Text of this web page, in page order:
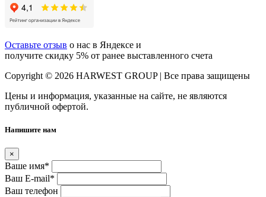
Оставьте отзыв о нас в Яндексе и
получите скидку 5% от ранее выставленного счета
Copyright © 2026 HARWEST GROUP | Все права защищены
Цены и информация, указанные на сайте, не являются
публичной офертой.
Напишите нам
×
Ваше имя*
Ваш E-mail*
Ваш телефон